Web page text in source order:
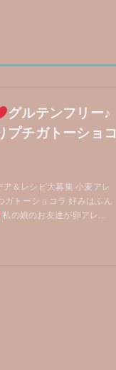
グルテンフリー♪
プチガトーショコ
＆レシピ大募集 小麦アレ
トーショコラ 好みはふん
私の娘のお友達が卵アレ...